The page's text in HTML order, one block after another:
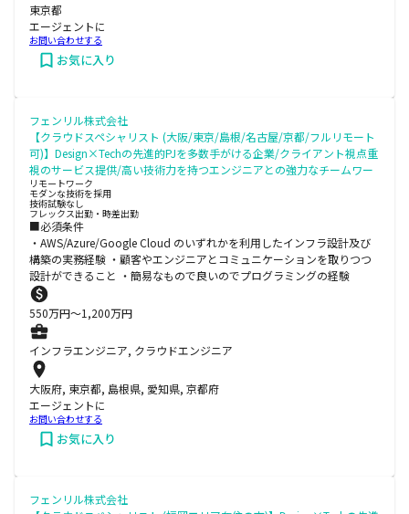
東京都
エージェントに
お問い合わせする
お気に入り
フェンリル株式会社
【クラウドスペシャリスト (大阪/東京/島根/名古屋/京都/フルリモート
可)】Design×Techの先進的PJを多数手がける企業/クライアント視点重
視のサービス提供/高い技術力を持つエンジニアとの強力なチームワー
リモートワーク
モダンな技術を採用
技術試験なし
フレックス出勤・時差出勤
■必須条件
・AWS/Azure/Google Cloud のいずれかを利用したインフラ設計及び
構築の実務経験 ・顧客やエンジニアとコミュニケーションを取りつつ
設計ができること ・簡易なもので良いのでプログラミングの経験
550万円〜1,200万円
インフラエンジニア, クラウドエンジニア
大阪府, 東京都, 島根県, 愛知県, 京都府
エージェントに
お問い合わせする
お気に入り
フェンリル株式会社